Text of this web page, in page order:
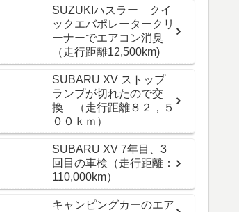
SUZUKIハスラー クイ
ックエバポレータークリ
ーナーでエアコン消臭
（走行距離12,500km)
SUBARU XV ストップ
ランプが切れたので交
換 （走行距離８２，５
００ｋｍ）
SUBARU XV 7年目、3
回目の車検（走行距離：
110,000km）
キャンピングカーのエア